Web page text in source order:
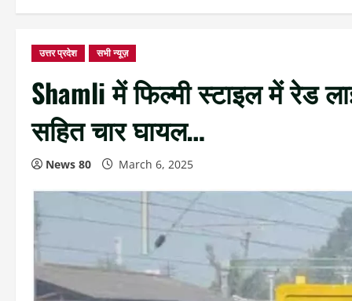
उत्तर प्रदेश सभी न्यूज़
Shamli में फिल्मी स्टाइल में रेड
सहित चार घायल…
News 80 March 6, 2025